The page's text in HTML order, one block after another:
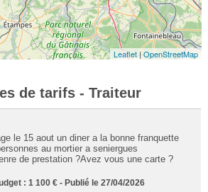
Leaflet|OpenStreetMap
de tarifs - Traiteur
le 15 aout un diner a la bonne franquette
au mortier a seniergues
de prestation ?Avez vous une carte ?
: 1 100 € - Publié le 27/04/2026